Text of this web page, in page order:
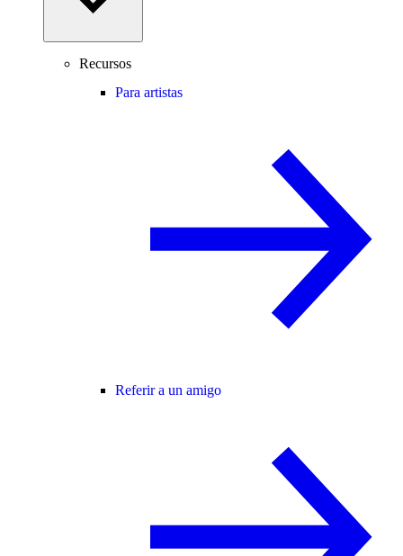
Recursos
Para artistas
Referir a un amigo